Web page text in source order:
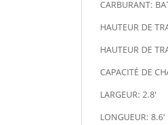
CARBURANT:
HAUTEUR DE
HAUTEUR DE
CAPACITÉ DE
LARGEUR: 2.8′
LONGUEUR: 8.6′